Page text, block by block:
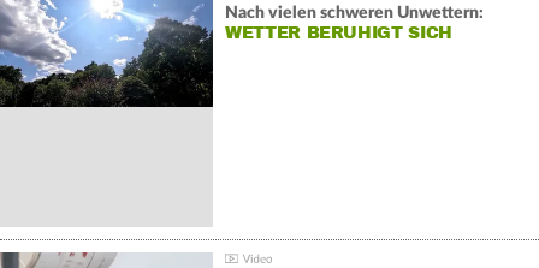
Nach vielen schweren Unwettern:
WETTER BERUHIGT SICH